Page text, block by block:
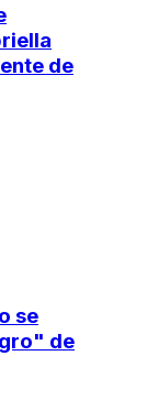
de
se
de